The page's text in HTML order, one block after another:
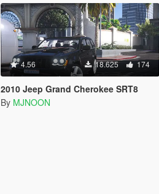
4.56 18.625 174
2010 Jeep Grand Cherokee SRT8
By MJNOON